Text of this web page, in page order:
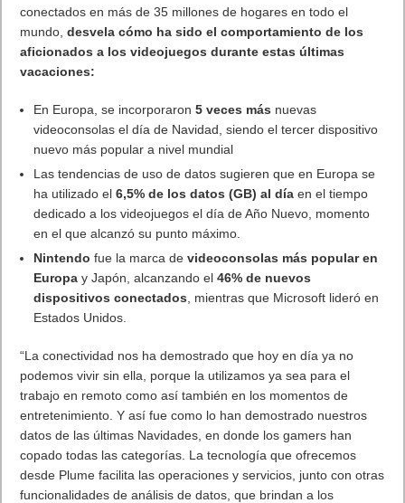
conectados en más de 35 millones de hogares en todo el
mundo,desvela cómo ha sido el comportamiento de los
aficionados a los videojuegos durante estas últimas
vacaciones:
En Europa, se incorporaron5 veces más nuevas
videoconsolas el día de Navidad, siendo el tercer dispositivo
nuevo más popular a nivel mundial
Las tendencias de uso de datos sugieren que en Europa se
ha utilizado el6,5% de los datos (GB) al día en el tiempo
dedicado a los videojuegos el día de Año Nuevo, momento
en el que alcanzó su punto máximo.
Nintendofue la marca devideoconsolas más popular en
Europa y Japón, alcanzando el46% de nuevos
dispositivos conectados , mientras que Microsoft lideró en
Estados Unidos.
“La conectividad nos ha demostrado que hoy en día ya no
podemos vivir sin ella, porque la utilizamos ya sea para el
trabajo en remoto como así también en los momentos de
entretenimiento. Y así fue como lo han demostrado nuestros
datos de las últimas Navidades, en donde los gamers han
copado todas las categorías. La tecnología que ofrecemos
desde Plume facilita las operaciones y servicios, junto con otras
funcionalidades de análisis de datos, que brindan a los